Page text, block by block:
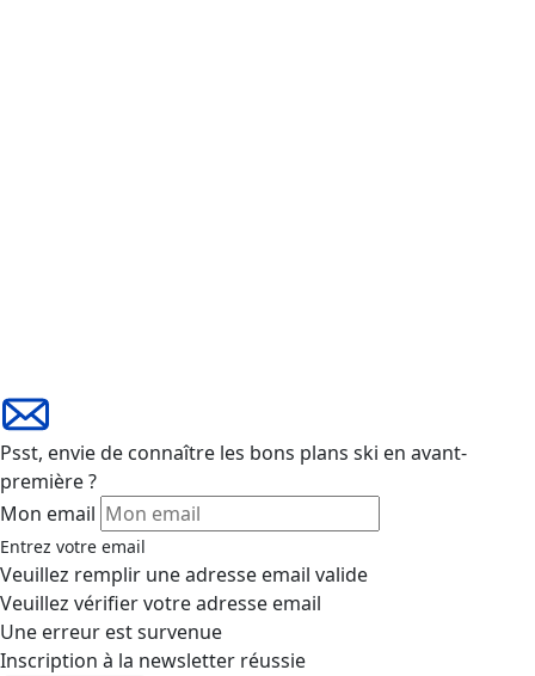
Psst, envie de connaître les bons plans ski en avant-
première ?
Mon email
Entrez votre email
Veuillez remplir une adresse email valide
Veuillez vérifier votre adresse email
Une erreur est survenue
Inscription à la newsletter réussie